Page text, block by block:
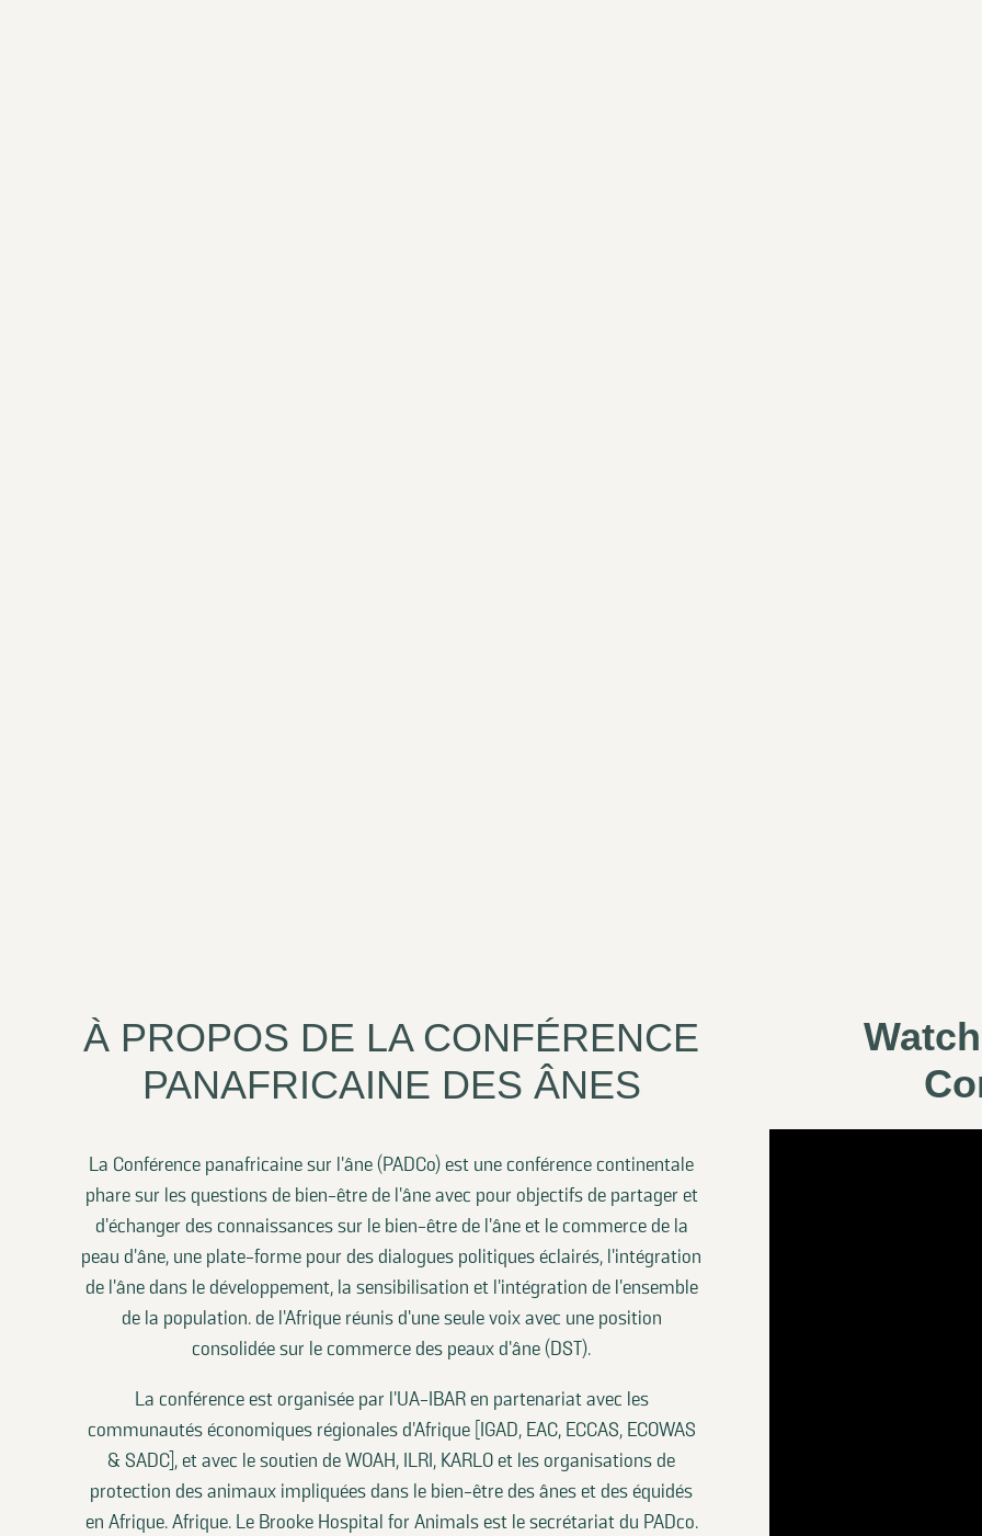
À PROPOS DE LA CONFÉRENCE
PANAFRICAINE DES ÂNES
La Conférence panafricaine sur l'âne (PADCo) est une conférence continentale
phare sur les questions de bien-être de l'âne avec pour objectifs de partager et
d'échanger des connaissances sur le bien-être de l'âne et le commerce de la
peau d'âne, une plate-forme pour des dialogues politiques éclairés, l'intégration
de l'âne dans le développement, la sensibilisation et l'intégration de l'ensemble
de la population. de l’Afrique réunis d’une seule voix avec une position
consolidée sur le commerce des peaux d’âne (DST).
La conférence est organisée par l'UA-IBAR en partenariat avec les
communautés économiques régionales d'Afrique [IGAD, EAC, ECCAS, ECOWAS
& SADC], et avec le soutien de WOAH, ILRI, KARLO et les organisations de
protection des animaux impliquées dans le bien-être des ânes et des équidés
en Afrique. Afrique. Le Brooke Hospital for Animals est le secrétariat du PADco.